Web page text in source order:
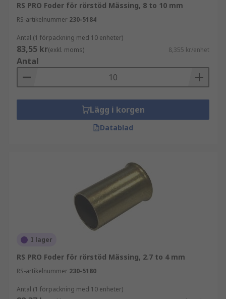
RS PRO Foder för rörstöd Mässing, 8 to 10 mm
RS-artikelnummer 230-5184
Antal (1 förpackning med 10 enheter)
83,55 kr(exkl. moms) 8,355 kr/enhet
Antal
Lägg i korgen
Datablad
I lager
RS PRO Foder för rörstöd Mässing, 2.7 to 4 mm
RS-artikelnummer 230-5180
Antal (1 förpackning med 10 enheter)